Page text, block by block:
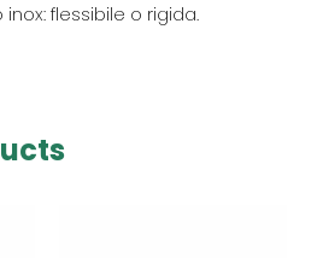
flessibile o rigida.